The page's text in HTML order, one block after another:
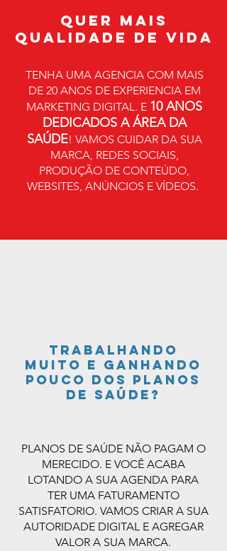
QUER MAIS
QUALIDADE DE VIDA
TENHA UMA AGENCIA COM MAIS
DE 20 ANOS DE EXPERIENCIA EM
MARKETING DIGITAL. E 10 ANOS
DEDICADOS A ÁREA DA
SAÚDE! VAMOS CUIDAR DA SUA
MARCA, REDES SOCIAIS,
PRODUÇÃO DE CONTEÚDO,
WEBSITES, ANÚNCIOS E VÍDEOS.
TRABALHANDO
MUITO E GANHANDO
POUCO DOS PLANOS
DE SAÚDE?
PLANOS DE SAÚDE NÃO PAGAM O
MERECIDO. E VOCÊ ACABA
LOTANDO A SUA AGENDA PARA
TER UMA FATURAMENTO
SATISFATORIO. VAMOS CRIAR A SUA
AUTORIDADE DIGITAL E AGREGAR
VALOR A SUA MARCA.